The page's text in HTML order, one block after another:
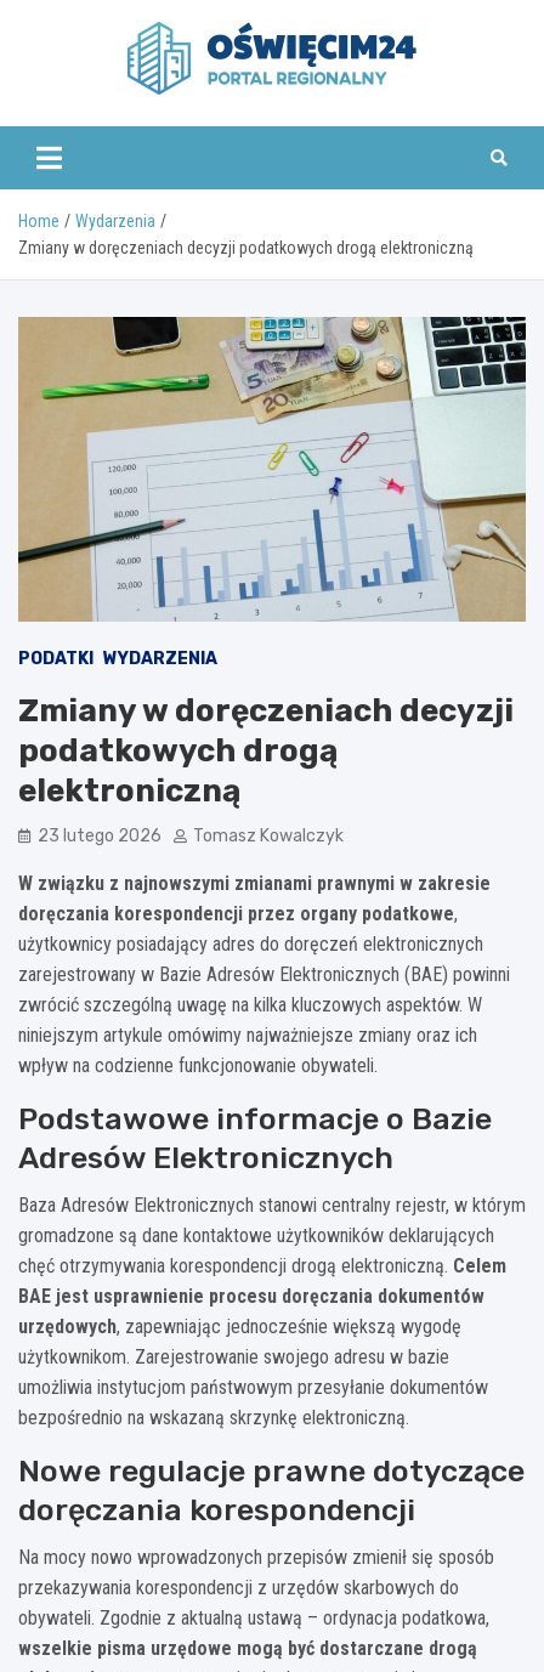
www.oswiecim24.pl
Home
Wydarzenia
Zmiany w doręczeniach decyzji podatkowych drogą elektroniczną
PODATKI WYDARZENIA
Zmiany w doręczeniach decyzji
podatkowych drogą
elektroniczną
23 lutego 2026 Tomasz Kowalczyk
W związku z najnowszymi zmianami prawnymi w zakresie
doręczania korespondencji przez organy podatkowe,
użytkownicy posiadający adres do doręczeń elektronicznych
zarejestrowany w Bazie Adresów Elektronicznych (BAE) powinni
zwrócić szczególną uwagę na kilka kluczowych aspektów. W
niniejszym artykule omówimy najważniejsze zmiany oraz ich
wpływ na codzienne funkcjonowanie obywateli.
Podstawowe informacje o Bazie
Adresów Elektronicznych
Baza Adresów Elektronicznych stanowi centralny rejestr, w którym
gromadzone są dane kontaktowe użytkowników deklarujących
chęć otrzymywania korespondencji drogą elektroniczną. Celem
BAE jest usprawnienie procesu doręczania dokumentów
urzędowych, zapewniając jednocześnie większą wygodę
użytkownikom. Zarejestrowanie swojego adresu w bazie
umożliwia instytucjom państwowym przesyłanie dokumentów
bezpośrednio na wskazaną skrzynkę elektroniczną.
Nowe regulacje prawne dotyczące
doręczania korespondencji
Na mocy nowo wprowadzonych przepisów zmienił się sposób
przekazywania korespondencji z urzędów skarbowych do
obywateli. Zgodnie z aktualną ustawą – ordynacja podatkowa,
wszelkie pisma urzędowe mogą być dostarczane drogą